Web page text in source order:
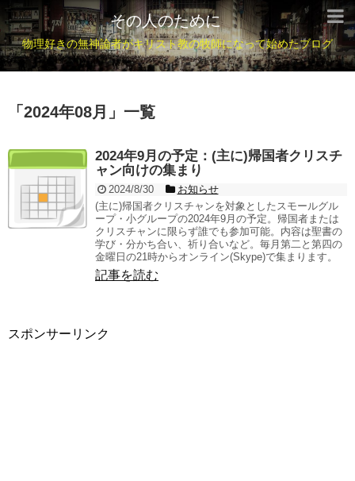
その人のために
物理好きの無神論者がキリスト教の牧師になって始めたブログ
「 2024年08月 」 一覧
2024年9月の予定：(主に)帰国者クリスチ
ャン向けの集まり
2024/8/30
お知らせ
(主に)帰国者クリスチャンを対象としたスモールグル
ープ・小グループの2024年9月の予定。帰国者または
クリスチャンに限らず誰でも参加可能。内容は聖書の
学び・分かち合い、祈り合いなど。毎月第二と第四の
金曜日の21時からオンライン(Skype)で集まります。
記事を読む
スポンサーリンク